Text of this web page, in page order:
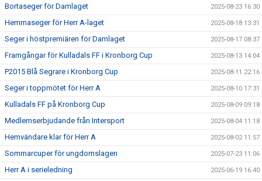
Bortaseger för Damlaget 2025-08-23 16:30
Hemmaseger för Herr A-laget 2025-08-18 13:31
Seger i höstpremiären för Damlaget 2025-08-17 08:37
Framgångar för Kulladals FF i Kronborg Cup 2025-08-13 14:04
P2015 Blå Segrare i Kronborg Cup 2025-08-11 22:16
Seger i toppmötet för Herr A 2025-08-10 17:31
Kulladals FF på Kronborg Cup 2025-08-09 09:18
Medlemserbjudande från Intersport 2025-08-04 11:18
Hemvändare klar för Herr A 2025-08-02 11:57
Sommarcuper för ungdomslagen 2025-07-23 11:06
Herr A i serieledning 2025-06-19 16:40